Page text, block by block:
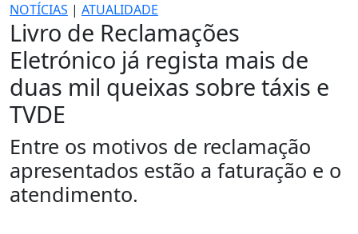
NOTÍCIAS | ATUALIDADE
Livro de Reclamações
Eletrónico já regista mais de
duas mil queixas sobre táxis e
TVDE
Entre os motivos de reclamação
apresentados estão a faturação e o
atendimento.